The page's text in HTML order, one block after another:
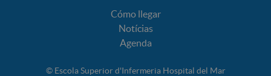
Cómo llegar
Notícias
Agenda
© Escola Superior d'Infermeria Hospital del Mar